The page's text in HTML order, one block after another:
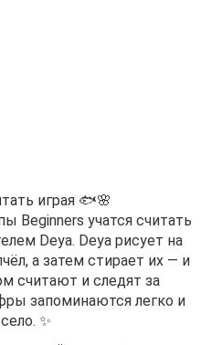
играя 🐟🌸
Beginners учатся считать
Deya. Deya рисует на
а затем стирает их — и
считают и следят за
запоминаются легко и
✨